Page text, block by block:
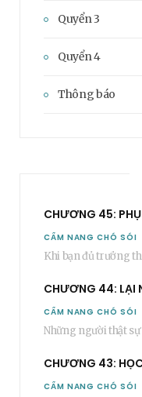
Quyển 3
Quyển 4
Thông báo
CHƯƠNG 45: PHỤ
CẨM NANG CHÓ SÓI
CHƯƠNG 44: LẠI
CẨM NANG CHÓ SÓI
CHƯƠNG 43:
CẨM NANG CHÓ SÓI